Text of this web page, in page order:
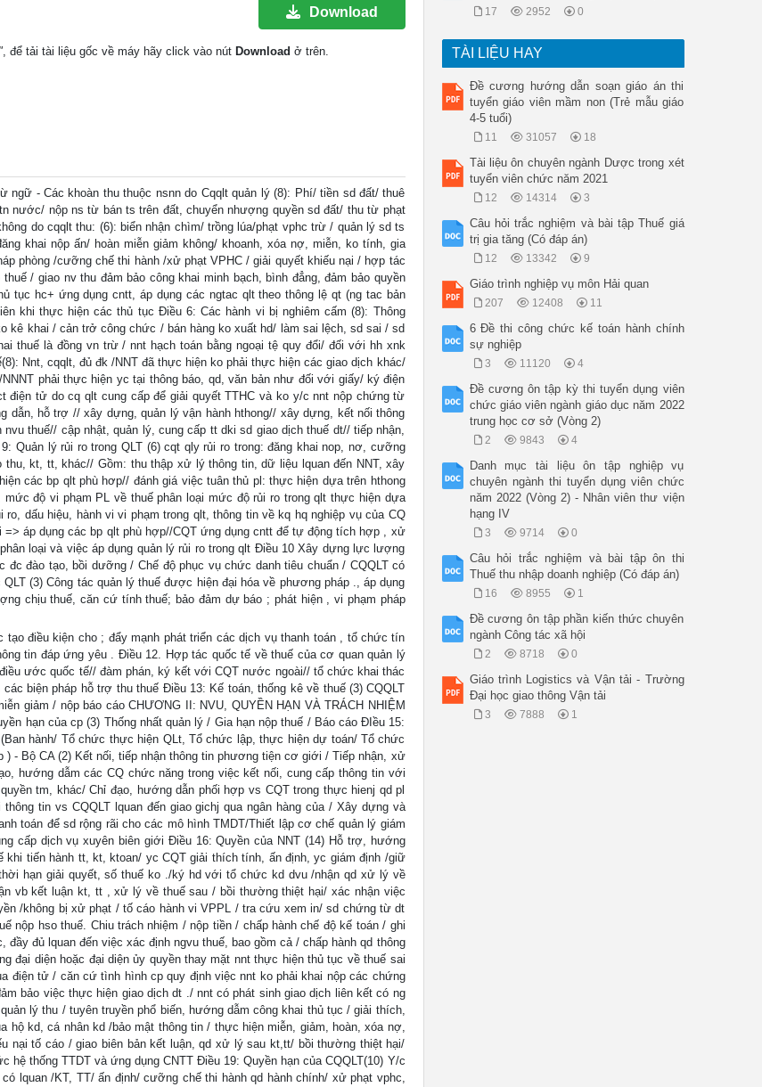
Download
, để tải tài liệu gốc về máy hãy click vào nút Download ở trên.
- Các khoàn thu thuộc nsnn do Cqqlt quản lý (8): Phí/ tiền sd đất/ thuê
nước/ nộp ns từ bán ts trên đất, chuyển nhượng quyền sd đất/ thu từ phạt
do cqqlt thu: (6): biển nhận chìm/ trồng lúa/phạt vphc trừ / quản lý sd ts
khai nộp ấn/ hoàn miễn giảm không/ khoanh, xóa nợ, miễn, ko tính, gia
phòng /cưỡng chế thi hành /xử phạt VPHC / giải quyết khiếu nại / hợp tác
/ giao nv thu đảm bảo công khai minh bạch, bình đẳng, đảm bảo quyền
tục hc+ ứng dụng cntt, áp dụng các ngtac qlt theo thông lệ qt (ng tac bản
khi thực hiện các thủ tục Điều 6: Các hành vi bị nghiêm cấm (8): Thông
kê khai / cản trở công chức / bán hàng ko xuất hd/ làm sai lệch, sd sai / sd
thuế là đồng vn trừ / nnt hạch toán bằng ngoại tệ quy đổi/ đối với hh xnk
Nnt, cqqlt, đủ đk /NNT đã thực hiện ko phải thực hiện các giao dịch khác/
phải thực hiện yc tại thông báo, qd, văn bản như đối với giấy/ ký điện
tử do cq qlt cung cấp để giải quyết TTHC và ko y/c nnt nộp chứng từ
dẫn, hỗ trợ // xây dựng, quản lý vận hành hthong// xây dựng, kết nối thông
thuế// cập nhật, quản lý, cung cấp tt dki sd giao dịch thuế dt// tiếp nhận,
Quản lý rủi ro trong QLT (6) cqt qly rủi ro trong: đăng khai nop, nơ, cưỡng
kt, tt, khác// Gồm: thu thập xử lý thông tin, dữ liệu lquan đến NNT, xây
các bp qlt phù hơp// đánh giá việc tuân thủ pl: thực hiện dựa trên hthong
độ vi phạm PL về thuế phân loại mức độ rủi ro trong qlt thực hiện dựa
dấu hiệu, hành vi vi phạm trong qlt, thông tin về kq hq nghiệp vụ của CQ
áp dụng các bp qlt phù hợp//CQT ứng dụng cntt để tự động tích hợp , xử
loại và việc áp dụng quản lý rủi ro trong qlt Điều 10 Xây dựng lực lượng
đào tạo, bồi dưỡng / Chế độ phục vụ chức danh tiêu chuẩn / CQQLT có
(3) Công tác quản lý thuế được hiện đại hóa về phương pháp ., áp dụng
chịu thuế, căn cứ tính thuế; bảo đảm dự báo ; phát hiện , vi phạm pháp
điều kiện cho ; đẩy mạnh phát triển các dịch vụ thanh toán , tổ chức tín
tin đáp ứng yêu . Điều 12. Hợp tác quốc tế về thuế của cơ quan quản lý
ước quốc tế// đàm phán, ký kết với CQT nước ngoài// tổ chức khai thác
biện pháp hỗ trợ thu thuế Điều 13: Kế toán, thống kê về thuế (3) CQQLT
giảm / nộp báo cáo CHƯƠNG II: NVU, QUYỀN HẠN VÀ TRÁCH NHIỆM
hạn của cp (3) Thống nhất quản lý / Gia hạn nộp thuế / Báo cáo ĐIều 15:
hành/ Tổ chức thực hiện QLt, Tổ chức lập, thực hiện dự toán/ Tổ chức
- Bộ CA (2) Kết nối, tiếp nhận thông tin phương tiện cơ giới / Tiếp nhận, xử
hướng dẫm các CQ chức năng trong việc kết nối, cung cấp thông tin với
tm, khác/ Chỉ đạo, hướng dẫn phối hợp vs CQT trong thực hienj qd pl
tin vs CQQLT lquan đến giao gichj qua ngân hàng của / Xây dựng và
toán để sd rộng rãi cho các mô hình TMDT/Thiết lập cơ chế quản lý giám
cấp dịch vụ xuyên biên giới Điều 16: Quyền của NNT (14) Hỗ trợ, hướng
khi tiến hành tt, kt, ktoan/ yc CQT giải thích tính, ấn định, yc giám định /giữ
hạn giải quyết, số thuế ko ./ký hd với tổ chức kd dvu /nhận qd xử lý về
vb kết luận kt, tt , xử lý về thuế sau / bồi thường thiệt hại/ xác nhận việc
/không bị xử phạt / tố cáo hành vi VPPL / tra cứu xem in/ sd chứng từ dt
nộp hso thuế. Chiu trách nhiệm / nộp tiền / chấp hành chế độ kế toán / ghi
đủ lquan đến việc xác định ngvu thuế, bao gồm cả / chấp hành qd thông
đại diện hoặc đại diện ủy quyền thay mặt nnt thực hiện thủ tục về thuế sai
điện tử / căn cứ tình hình cp quy định việc nnt ko phải khai nộp các chứng
bảo việc thực hiện giao dịch dt ./ nnt có phát sinh giao dịch liên kết có ng
lý thu / tuyên truyền phổ biến, hướng dẫm công khai thủ tục / giải thích,
hộ kd, cá nhân kd /bảo mật thông tin / thực hiện miễn, giảm, hoàn, xóa nợ,
nại tố cáo / giao biên bản kết luận, qd xử lý sau kt,tt/ bồi thường thiệt hại/
hệ thống TTDT và ứng dụng CNTT Điều 19: Quyền hạn của CQQLT(10) Y/c
lquan /KT, TT/ ấn định/ cưỡng chế thi hành qd hành chính/ xử phạt vphc,
17 2952 0
TÀI LIỆU HAY
Đề cương hướng dẫn soạn giáo án thi
tuyển giáo viên mầm non (Trẻ mẫu giáo
4-5 tuổi)
11 31057 18
Tài liệu ôn chuyên ngành Dược trong xét
tuyển viên chức năm 2021
12 14314 3
Câu hỏi trắc nghiệm và bài tập Thuế giá
trị gia tăng (Có đáp án)
12 13342 9
Giáo trình nghiệp vụ môn Hải quan
207 12408 11
6 Đề thi công chức kế toán hành chính
sự nghiệp
3 11120 4
Đề cương ôn tập kỳ thi tuyển dụng viên
chức giáo viên ngành giáo dục năm 2022
trung học cơ sở (Vòng 2)
2 9843 4
Danh mục tài liệu ôn tập nghiệp vụ
chuyên ngành thi tuyển dụng viên chức
năm 2022 (Vòng 2) - Nhân viên thư viện
hạng IV
3 9714 0
Câu hỏi trắc nghiệm và bài tập ôn thi
Thuế thu nhập doanh nghiệp (Có đáp án)
16 8955 1
Đề cương ôn tập phần kiến thức chuyên
ngành Công tác xã hội
2 8718 0
Giáo trình Logistics và Vận tải - Trường
Đại học giao thông Vận tải
3 7888 1